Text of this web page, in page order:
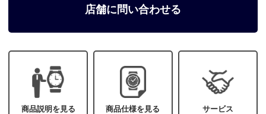
店舗に問い合わせる
商品説明を見る 商品仕様を見る サービス